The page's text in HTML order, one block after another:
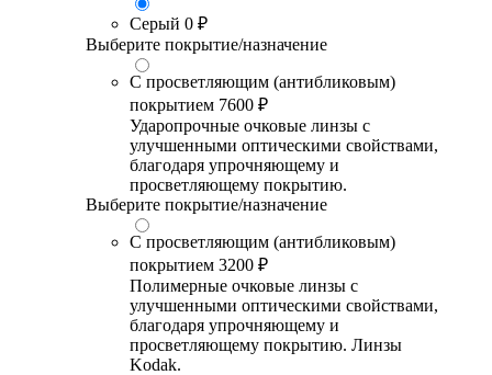
Серый 0 ₽
Выберите покрытие/назначение
С просветляющим (антибликовым)
покрытием 7600 ₽
Ударопрочные очковые линзы с
улучшенными оптическими свойствами,
благодаря упрочняющему и
просветляющему покрытию.
Выберите покрытие/назначение
С просветляющим (антибликовым)
покрытием 3200 ₽
Полимерные очковые линзы с
улучшенными оптическими свойствами,
благодаря упрочняющему и
просветляющему покрытию. Линзы
Kodak.